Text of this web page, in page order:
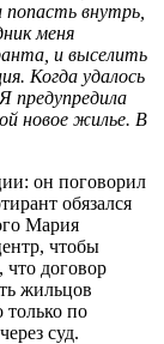
внутрь,
меня
и выселить
Когда удалось
предупредила
новое жилье. В
он поговорил
обязался
Мария
чтобы
договор
жильцов
только по
суд.